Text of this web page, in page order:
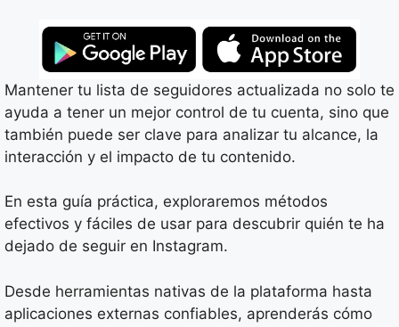
Mantener tu lista de seguidores actualizada no solo te
ayuda a tener un mejor control de tu cuenta, sino que
también puede ser clave para analizar tu alcance, la
interacción y el impacto de tu contenido.
En esta guía práctica, exploraremos métodos
efectivos y fáciles de usar para descubrir quién te ha
dejado de seguir en Instagram.
Desde herramientas nativas de la plataforma hasta
aplicaciones externas confiables, aprenderás cómo